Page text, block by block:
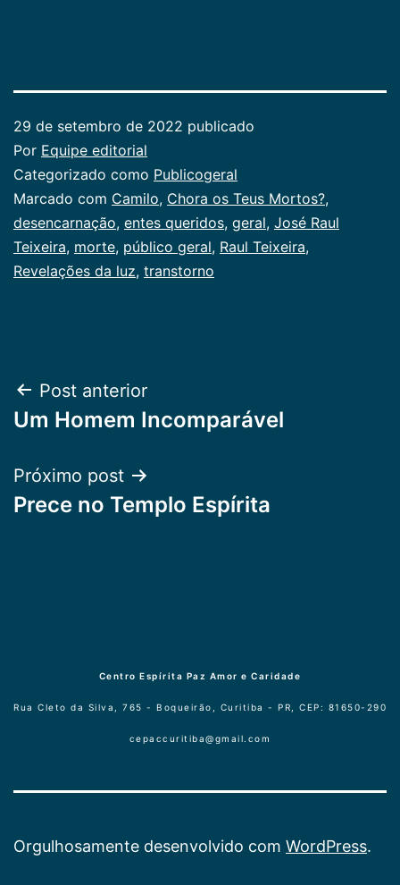
29 de setembro de 2022 publicado
Por Equipe editorial
Categorizado como Publicogeral
Marcado com Camilo, Chora os Teus Mortos?,
desencarnação, entes queridos, geral, José Raul
Teixeira, morte, público geral, Raul Teixeira,
Revelações da luz, transtorno
Navegação
de
Post
Post anterior
Um Homem Incomparável
Próximo post
Prece no Templo Espírita
Centro Espírita Paz Amor e Caridade
Rua Cleto da Silva, 765 - Boqueirão, Curitiba - PR, CEP: 81650-290
cepaccuritiba@gmail.com
Orgulhosamente desenvolvido com WordPress.